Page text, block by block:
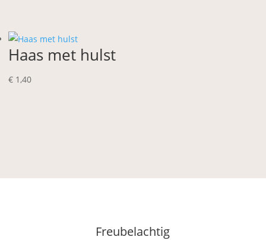
Haas met hulst
€ 1,40
Freubelachtig